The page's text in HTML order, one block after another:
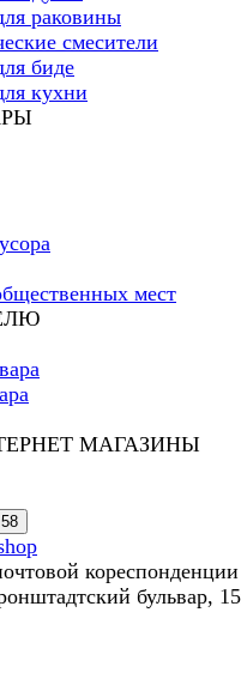
раковины
смесители
биде
кухни
мест
МАГАЗИНЫ
кореспонденции
бульвар,